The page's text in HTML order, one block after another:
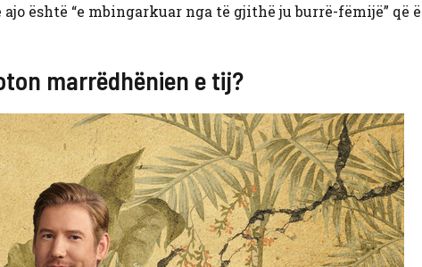
është “e mbingarkuar nga të gjithë ju burrë-fëmijë” që
marrëdhënien e tij?